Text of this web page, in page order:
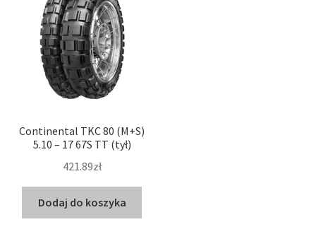
Continental TKC 80 (M+S)
5.10 – 17 67S TT (tył)
421.89zł
Dodaj do koszyka